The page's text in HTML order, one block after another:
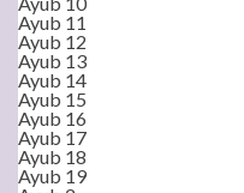
Ayub 11
Ayub 12
Ayub 13
Ayub 14
Ayub 15
Ayub 16
Ayub 17
Ayub 18
Ayub 19